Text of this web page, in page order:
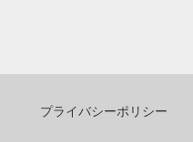
プライバシーポリシー